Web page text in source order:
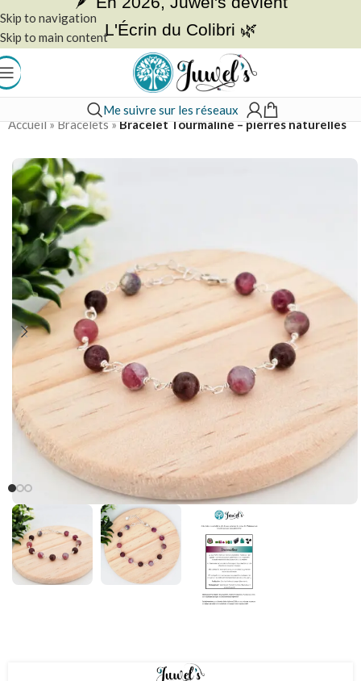
Skip to navigation
Skip to main contentL'Écrin du Colibri 🌿
Me suivre sur les réseaux
Accueil»Bracelets»Bracelet Tourmaline – pierres naturelles